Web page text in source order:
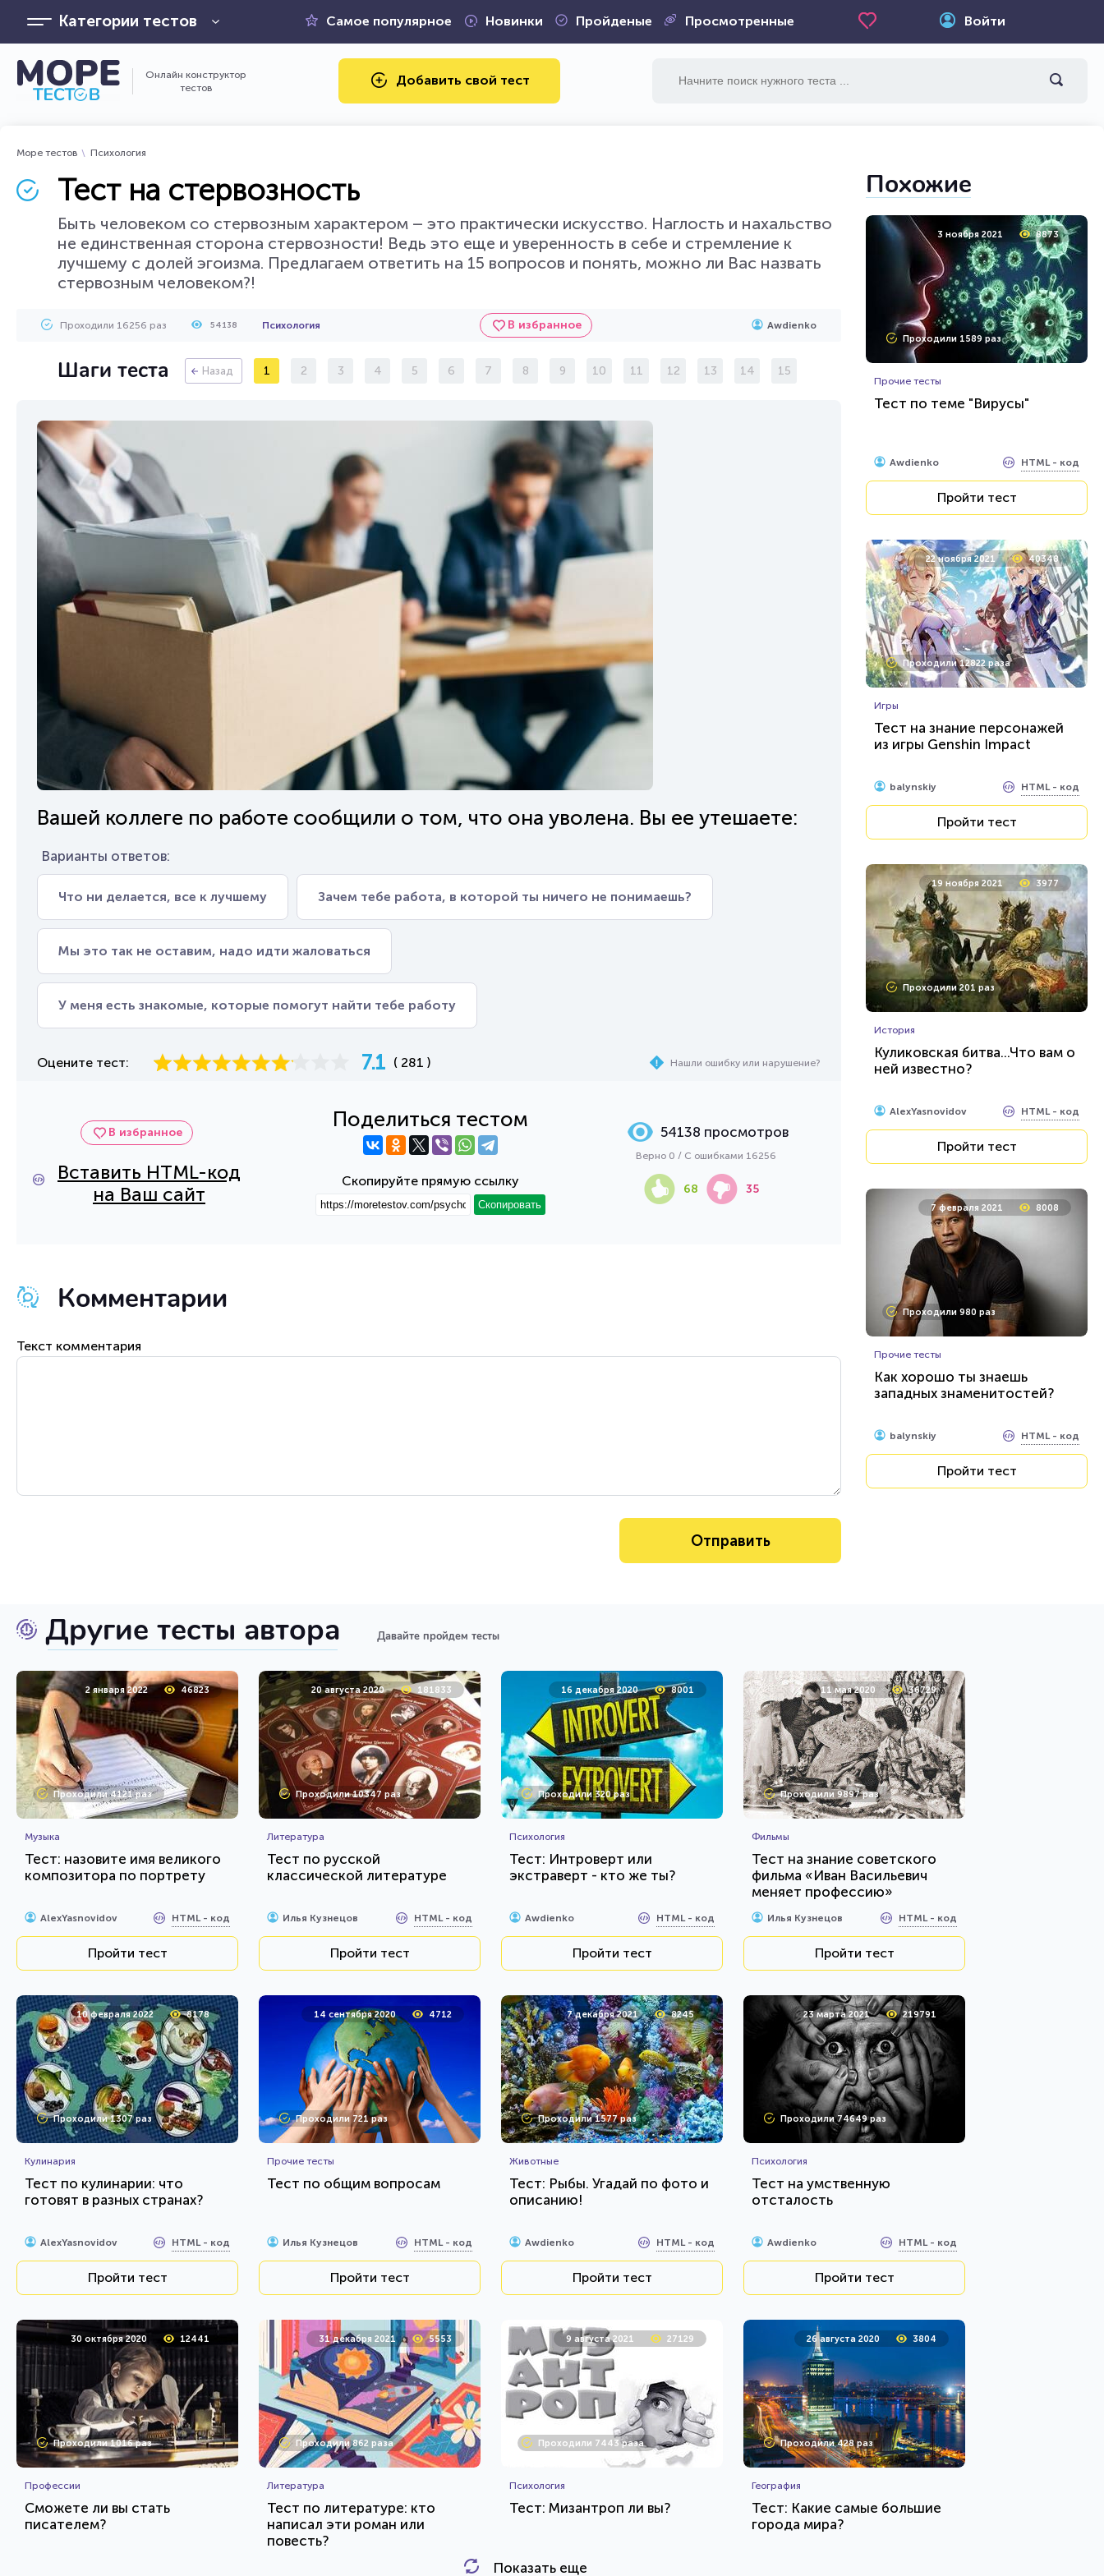
Категории тестов Самое популярное Новинки Пройденые Просмотренные Войти
Онлайн конструктор
тестов
Добавить свой тест
Море тестов Психология
Тест на стервозность
Быть человеком со стервозным характером – это практически искусство. Наглость и нахальство
не единственная сторона стервозности! Ведь это еще и уверенность в себе и стремление к
лучшему с долей эгоизма. Предлагаем ответить на 15 вопросов и понять, можно ли Вас назвать
стервозным человеком?!
Проходили 16256 раз 54138 Психология В избранное Awdienko
Шаги теста Назад 1 2 3 4 5 6 7 8 9 10 11 12 13 14 15
Вашей коллеге по работе сообщили о том, что она уволена. Вы ее утешаете:
Варианты ответов:
Что ни делается, все к лучшему Зачем тебе работа, в которой ты ничего не понимаешь?
Мы это так не оставим, надо идти жаловаться
У меня есть знакомые, которые помогут найти тебе работу
Оцените тест: 7.1 ( 281 ) Нашли ошибку или нарушение?
В избранное
Вставить HTML-код
на Ваш сайт
Поделиться тестом
Скопируйте прямую ссылку
Скопировать
54138 просмотров
Верно 0 / С ошибками 16256
68 35
Комментарии
Текст комментария
Похожие
3 ноября 2021 8873
Проходили 1589 раз
Прочие тесты
Тест по теме "Вирусы"
Awdienko HTML - код
Пройти тест
22 ноября 2021 40348
Проходили 12822 раза
Игры
Тест на знание персонажей
из игры Genshin Impact
balynskiy HTML - код
Пройти тест
19 ноября 2021 3977
Проходили 201 раз
История
Куликовская битва...Что вам о
ней известно?
AlexYasnovidov HTML - код
Пройти тест
7 февраля 2021 8008
Проходили 980 раз
Прочие тесты
Как хорошо ты знаешь
западных знаменитостей?
balynskiy HTML - код
Пройти тест
Другие тесты автора Давайте пройдем тесты
2 января 2022 46823
Проходили 4121 раз
Музыка
Тест: назовите имя великого
композитора по портрету
AlexYasnovidov HTML - код
Пройти тест
20 августа 2020 181833
Проходили 10347 раз
Литература
Тест по русской
классической литературе
Илья Кузнецов HTML - код
Пройти тест
16 декабря 2020 8001
Проходили 320 раз
Психология
Тест: Интроверт или
экстраверт - кто же ты?
Awdienko HTML - код
Пройти тест
11 мая 2020 36729
Проходили 9897 раз
Фильмы
Тест на знание советского
фильма «Иван Васильевич
меняет профессию»
Илья Кузнецов HTML - код
Пройти тест
10 февраля 2022 8178
Проходили 1307 раз
Кулинария
Тест по кулинарии: что
готовят в разных странах?
AlexYasnovidov HTML - код
Пройти тест
14 сентября 2020 4712
Проходили 721 раз
Прочие тесты
Тест по общим вопросам
Илья Кузнецов HTML - код
Пройти тест
7 декабря 2021 8245
Проходили 1577 раз
Животные
Тест: Рыбы. Угадай по фото и
описанию!
Awdienko HTML - код
Пройти тест
23 марта 2021 219791
Проходили 74649 раз
Психология
Тест на умственную
отсталость
Awdienko HTML - код
Пройти тест
30 октября 2020 12441
Проходили 1016 раз
Профессии
Сможете ли вы стать
писателем?
31 декабря 2021 5553
Проходили 862 раза
Литература
Тест по литературе: кто
написал эти роман или
повесть?
HTML - код
9 августа 2021 27129
Проходили 7443 раза
Психология
Тест: Мизантроп ли вы?
Awdienko
26 августа 2020 3804
Проходили 428 раз
География
Тест: Какие самые большие
города мира?
Показать еще